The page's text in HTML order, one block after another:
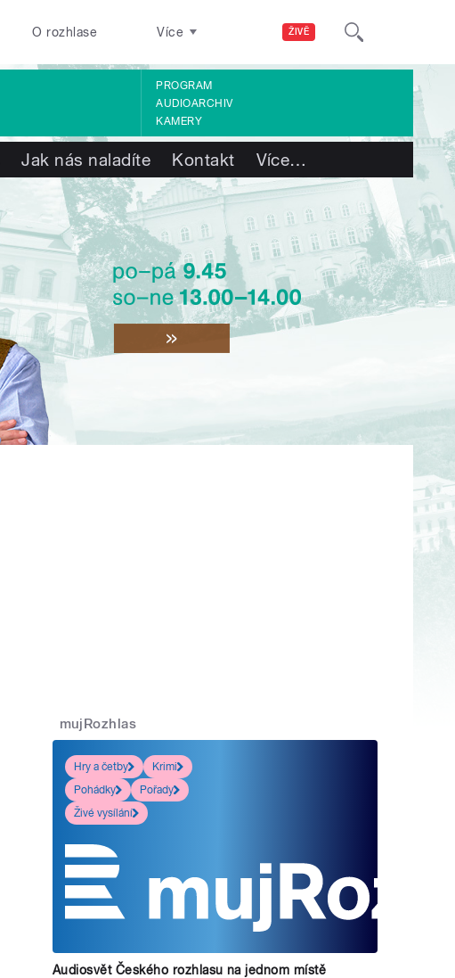
ŽIVĚ
O rozhlase Více
PROGRAM
AUDIOARCHIV
KAMERY
Jak nás naladíte Kontakt Více…
mujRozhlas
Hry a četby
Krimi
Pohádky
Pořady
Živé vysílání
Audiosvět Českého rozhlasu na jednom místě